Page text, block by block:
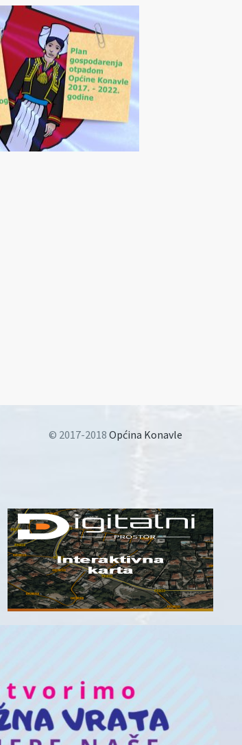
© 2017-2018 Općina Konavle